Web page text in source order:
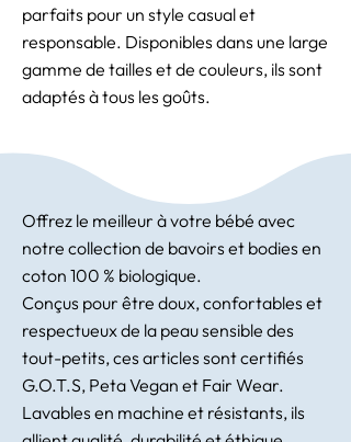
parfaits pour un style casual et
responsable. Disponibles dans une large
gamme de tailles et de couleurs, ils sont
adaptés à tous les goûts.
Offrez le meilleur à votre bébé avec
notre collection de bavoirs et bodies en
coton 100 % biologique.
Conçus pour être doux, confortables et
respectueux de la peau sensible des
tout-petits, ces articles sont certifiés
G.O.T.S, Peta Vegan et Fair Wear.
Lavables en machine et résistants, ils